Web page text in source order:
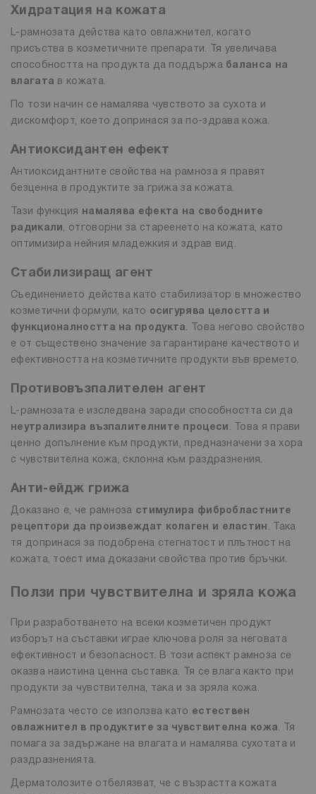
Хидратация на кожата
L-рамнозата действа като овлажнител, когато
присъства в козметичните препарати. Тя увеличава
способността на продукта да поддържа баланса на
влагата в кожата.
По този начин се намалява чувството за сухота и
дискомфорт, което допринася за по-здрава кожа.
Антиоксидантен ефект
Антиоксидантните свойства на рамноза я правят
безценна в продуктите за грижа за кожата.
Тази функция намалява ефекта на свободните
радикали, отговорни за стареенето на кожата, като
оптимизира нейния младежкия и здрав вид.
Стабилизиращ агент
Съединението действа като стабилизатор в множество
козметични формули, като осигурява целостта и
функционалността на продукта. Това негово свойство
е от съществено значение за гарантиране качеството и
ефективността на козметичните продукти във времето.
Противовъзпалителен агент
L-рамнозата е изследвана заради способността си да
неутрализира възпалителните процеси . Това я прави
ценно допълнение към продукти, предназначени за хора
с чувствителна кожа, склонна към раздразнения.
Анти-ейдж грижа
Доказано е, че рамноза стимулира фибробластните
рецептори да произвеждат колаген и еластин . Така
тя допринася за подобрена стегнатост и плътност на
кожата, тоест има доказани свойства против бръчки.
Ползи при чувствителна и зряла кожа
При разработването на всеки козметичен продукт
изборът на съставки играе ключова роля за неговата
ефективност и безопасност. В този аспект рамноза се
оказва наистина ценна съставка. Тя се влага както при
продукти за чувствителна, така и за зряла кожа.
Рамнозата често се използва като естествен
овлажнител в продуктите за чувствителна кожа. Тя
помага за задържане на влагата и намалява сухотата и
раздразненията.
Дерматолозите отбелязват, че с възрастта кожата